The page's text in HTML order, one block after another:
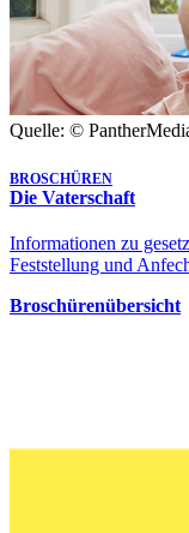
Quelle: ©
BROSCHÜREN
Die Vaterschaft
Informationen zu
Feststellung und
Broschürenübersicht